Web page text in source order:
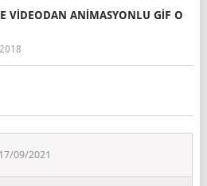
VIDEODAN ANIMASYONLU GIF O
17/09/2021